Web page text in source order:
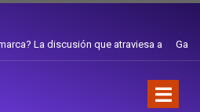
el sombrero en Corporación